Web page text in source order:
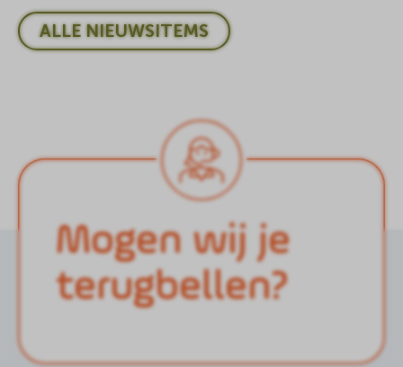
ALLE NIEUWSITEMS
Mogen wij je
terugbellen?